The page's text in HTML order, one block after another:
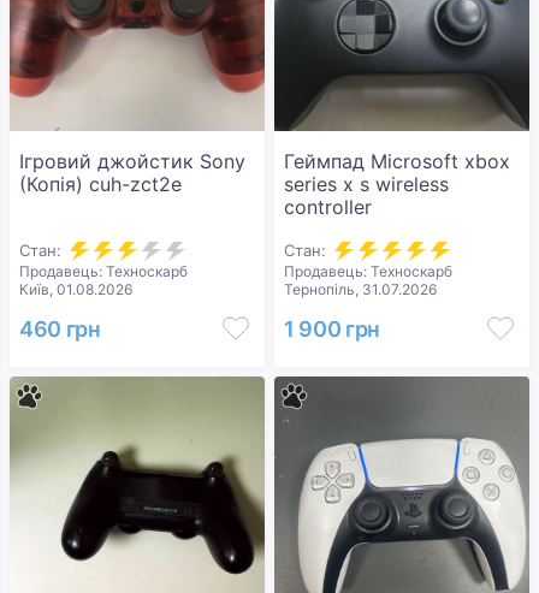
Ігровий джойстик Sony
(Копія) cuh-zct2e
Стан:
Продавець: Техноскарб
Київ, 01.08.2026
460 грн
Геймпад Microsoft xbox
series x s wireless
controller
Стан:
Продавець: Техноскарб
Тернопіль, 31.07.2026
1 900 грн